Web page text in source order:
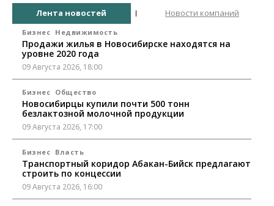
Лента новостей Новости компаний
Бизнес Недвижимость
Продажи жилья в Новосибирске находятся на
уровне 2020 года
09 Августа 2026, 18:00
Бизнес Общество
Новосибирцы купили почти 500 тонн
безлактозной молочной продукции
09 Августа 2026, 17:00
Бизнес Власть
Транспортный коридор Абакан-Бийск предлагают
строить по концессии
09 Августа 2026, 16:00